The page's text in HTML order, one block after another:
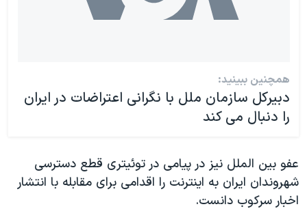
همچنین ببینید:
دبیرکل سازمان ملل با نگرانی اعتراضات در ایران
را دنبال می کند
عفو بین الملل نیز در پیامی در توئیتری قطع دسترسی
شهروندان ایران به اینترنت را اقدامی برای مقابله با انتشار
اخبار سرکوب دانست.